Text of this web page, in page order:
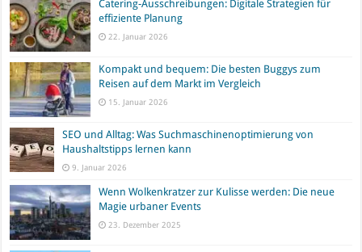
Catering-Ausschreibungen: Digitale Strategien für
effiziente Planung
22. Januar 2026
Kompakt und bequem: Die besten Buggys zum
Reisen auf dem Markt im Vergleich
15. Januar 2026
SEO und Alltag: Was Suchmaschinenoptimierung von
Haushaltstipps lernen kann
9. Januar 2026
Wenn Wolkenkratzer zur Kulisse werden: Die neue
Magie urbaner Events
23. Dezember 2025